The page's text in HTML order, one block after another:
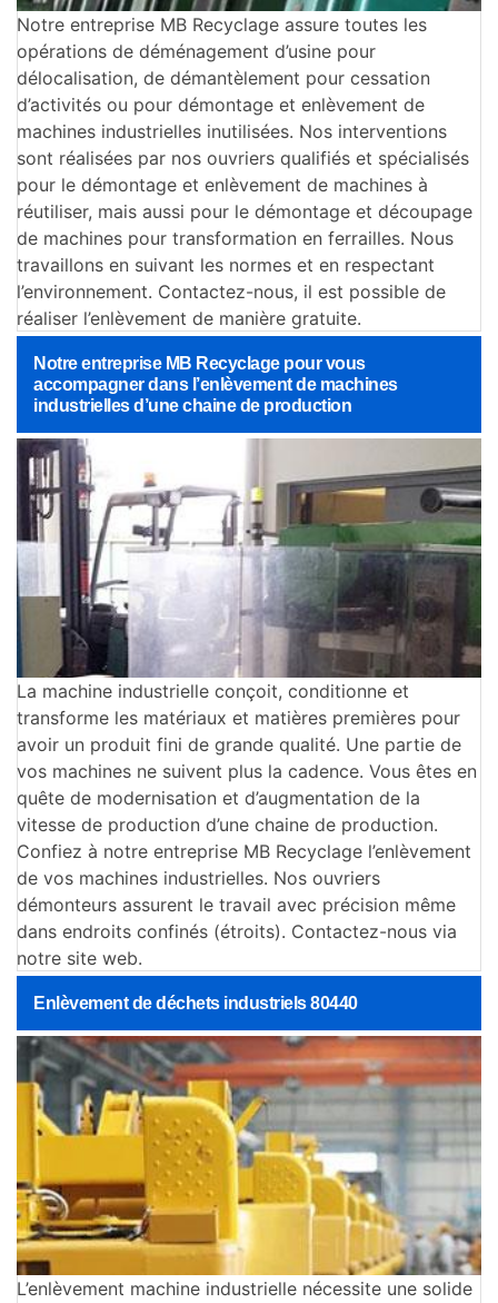
Notre entreprise MB Recyclage assure toutes les
opérations de déménagement d’usine pour
délocalisation, de démantèlement pour cessation
d’activités ou pour démontage et enlèvement de
machines industrielles inutilisées. Nos interventions
sont réalisées par nos ouvriers qualifiés et spécialisés
pour le démontage et enlèvement de machines à
réutiliser, mais aussi pour le démontage et découpage
de machines pour transformation en ferrailles. Nous
travaillons en suivant les normes et en respectant
l’environnement. Contactez-nous, il est possible de
réaliser l’enlèvement de manière gratuite.
Notre entreprise MB Recyclage pour vous
accompagner dans l’enlèvement de machines
industrielles d’une chaine de production
La machine industrielle conçoit, conditionne et
transforme les matériaux et matières premières pour
avoir un produit fini de grande qualité. Une partie de
vos machines ne suivent plus la cadence. Vous êtes en
quête de modernisation et d’augmentation de la
vitesse de production d’une chaine de production.
Confiez à notre entreprise MB Recyclage l’enlèvement
de vos machines industrielles. Nos ouvriers
démonteurs assurent le travail avec précision même
dans endroits confinés (étroits). Contactez-nous via
notre site web.
Enlèvement de déchets industriels 80440
L’enlèvement machine industrielle nécessite une solide